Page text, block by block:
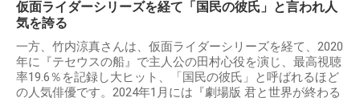
仮面ライダーシリーズを経て「国民の彼氏」と言われ人
気を誇る
一方、竹内涼真さんは、仮面ライダーシリーズを経て、2020
年に『テセウスの船』で主人公の田村心役を演じ、最高視聴
率19.6％を記録し大ヒット、「国民の彼氏」と呼ばれるほど
の人気俳優です。2024年1月には『劇場版 君と世界が終わる